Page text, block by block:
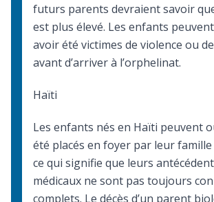
futurs parents devraient savoir
est plus élevé. Les enfants
avoir été victimes de violence ou
avant d’arriver à l’orphelinat.
Haïti
Les enfants nés en Haïti peuvent
été placés en foyer par leur
ce qui signifie que leurs
médicaux ne sont pas toujours
complets. Le décès d’un parent